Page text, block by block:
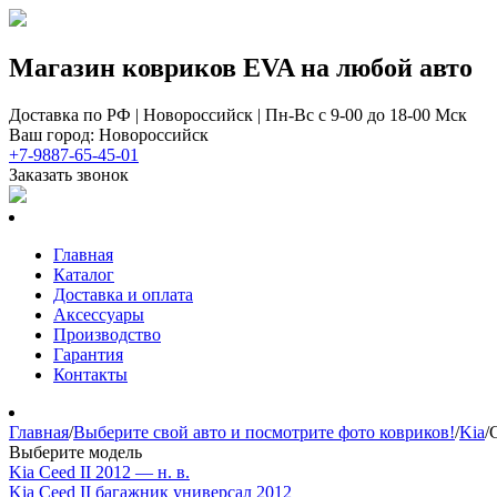
Магазин ковриков EVA ​на любой авто
Доставка по РФ | Новороссийск | Пн-Вс с 9-00 до 18-00 Мск
Ваш город: Новороссийск
+7-9887-65-45-01
Заказать звонок
Главная
Каталог
Доставка и оплата
Аксессуары
Производство
Гарантия
Контакты
Главная/Выберите свой авто и посмотрите фото ковриков!/Kia/
Выберите модель
Kia Ceed II 2012 — н. в.
Kia Ceed II багажник универсал 2012